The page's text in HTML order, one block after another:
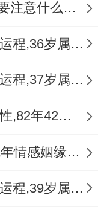
格指标;发现
质、这同数
母 既说不定迈
补性极强得
肖文化注入
2023年不顺的生肖都有谁？要注意什么呢？
1988年属龙女2024年运势及运程,36岁属龙人2024全年每月运势女性如何
1987年属兔女2024年运势及运程,37岁属兔人2024全年每月运势女性如何
1982年属狗人2024年运势男性,82年42岁属狗男2024年每月运程怎么样
2023年姻缘最旺盛的生肖 兔年情感姻缘运比较旺的属相
1985年属牛女2024年运势及运程,39岁属牛人2024全年每月运势女性如何